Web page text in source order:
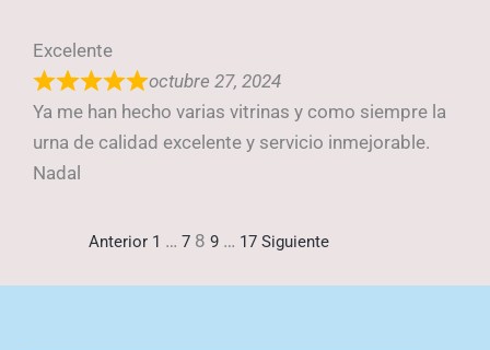
Excelente
octubre 27, 2024
Ya me han hecho varias vitrinas y como siempre la
urna de calidad excelente y servicio inmejorable.
Nadal
Navegación
Anterior Página
1 … Página
7 Página
8 Página
9 … Página
17 Siguiente